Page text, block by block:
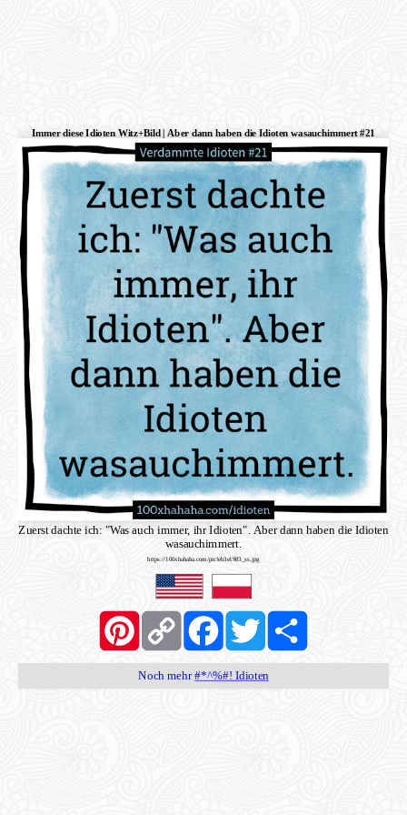
Immer diese Idioten Witz+Bild | Aber dann haben die Idioten wasauchimmert #21
Zuerst dachte ich: "Was auch immer, ihr Idioten". Aber dann haben die Idioten
wasauchimmert.
https://100xhahaha.com/pic!eb3e1983_ss.jpg
PinterestCopy
Link
FacebookTwitter Share
Noch mehr#*^%#! Idioten